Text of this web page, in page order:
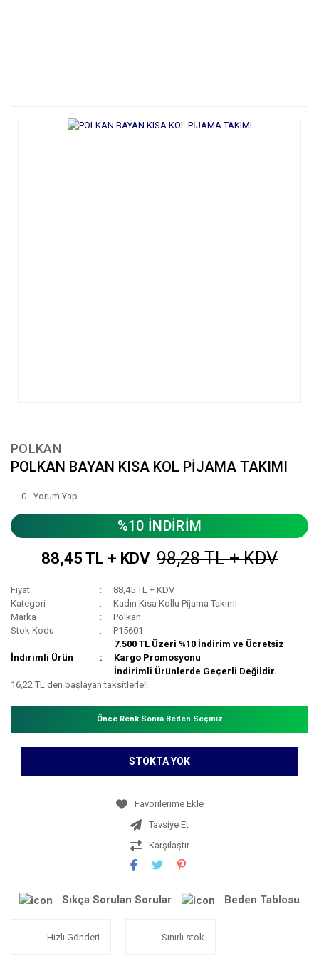
POLKAN
POLKAN BAYAN KISA KOL PİJAMA TAKIMI
0 - Yorum Yap
%10 İNDİRİM
88,45 TL + KDV 98,28 TL + KDV
Fiyat
88,45 TL + KDV
Kategori
Kadın Kısa Kollu Pijama Takımı
Marka
Polkan
Stok Kodu
P15601
İndirimli Ürün
7.500 TL Üzeri %10 İndirim ve Ücretsiz
Kargo Promosyonu
İndirimli Ürünlerde Geçerli Değildir.
16,22 TL den başlayan taksitlerle!!
Önce Renk Sonra Beden Seçiniz
STOKTA YOK
Tavsiye Et
Karşılaştır
Sıkça Sorulan Sorular Beden Tablosu
Hızlı Gönderi Sınırlı stok